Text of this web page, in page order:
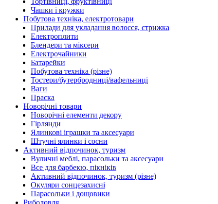
Чашки і кружки
Побутова техніка, електротовари
Прилади для укладання волосся, стрижка
Електроплити
Блендери та міксери
Електрочайники
Батарейки
Побутова техніка (різне)
Тостери/бутербродниці/вафельниці
Ваги
Праска
Новорічні товари
Новорічні елементи декору
Гірлянди
Ялинкові іграшки та аксесуари
Штучні ялинки і сосни
Активний відпочинок, туризм
Вуличні меблі, парасольки та аксесуари
Все для барбекю, пікніків
Активний відпочинок, туризм (різне)
Окуляри сонцезахисні
Парасольки і дощовики
Риболовля